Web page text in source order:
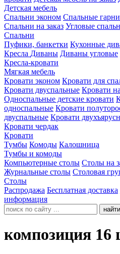
Детская мебель
Спальни эконом Спальные
Спальни на заказ Угловые
Спальни
Пуфики, банкетки Кухонные
Кресла Диваны Диваны угловые
Кресла-кровати
Мягкая мебель
Кровати эконом Кровати для
Кровати двуспальные Кровати
Односпальные детские кровати
односпальные Кровати
двуспальные Кровати
Кровати чердак
Кровати
Тумбы Комоды Калошница
Тумбы и комоды
Компьютерные столы Столы на
Журнальные столы Столовая
Столы
Распродажа Бесплатная доставка
информация
найти
композиция 16